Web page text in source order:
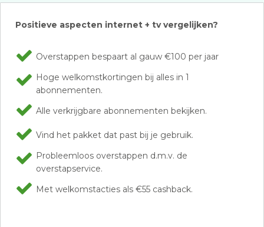
Positieve aspecten internet + tv vergelijken?
Overstappen bespaart al gauw €100 per jaar
Hoge welkomstkortingen bij alles in 1
abonnementen.
Alle verkrijgbare abonnementen bekijken.
Vind het pakket dat past bij je gebruik.
Probleemloos overstappen d.m.v. de
overstapservice.
Met welkomstacties als €55 cashback.